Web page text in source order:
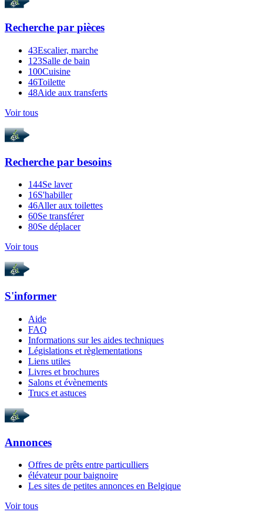
Recherche par pièces
43Escalier, marche
123Salle de bain
100Cuisine
46Toilette
48Aide aux transferts
Voir tous
Recherche par besoins
144Se laver
16S'habiller
46Aller aux toilettes
60Se transférer
80Se déplacer
Voir tous
S'informer
Aide
FAQ
Informations sur les aides techniques
Législations et règlementations
Liens utiles
Livres et brochures
Salons et évènements
Trucs et astuces
Annonces
Offres de prêts entre particulliers
élévateur pour baignoire
Les sites de petites annonces en Belgique
Voir tous